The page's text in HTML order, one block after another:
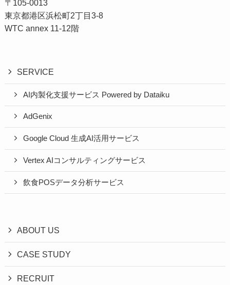
〒105-0013
東京都港区浜松町2丁目3-8
WTC annex 11-12階
SERVICE
AI内製化支援サービス Powered by Dataiku
AdGenix
Google Cloud 生成AI活用サービス
Vertex AIコンサルティングサービス
飲食POSデータ分析サービス
ABOUT US
CASE STUDY
RECRUIT